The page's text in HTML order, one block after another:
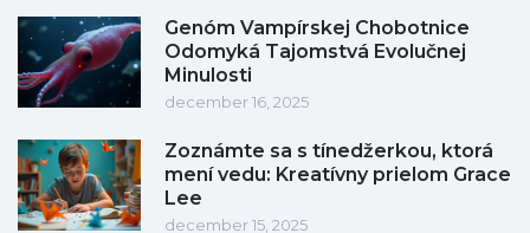
Genóm Vampírskej Chobotnice
Odomyká Tajomstvá Evolučnej
Minulosti
december 16, 2025
Zoznámte sa s tínedžerkou, ktorá
mení vedu: Kreatívny prielom Grace
Lee
december 15, 2025